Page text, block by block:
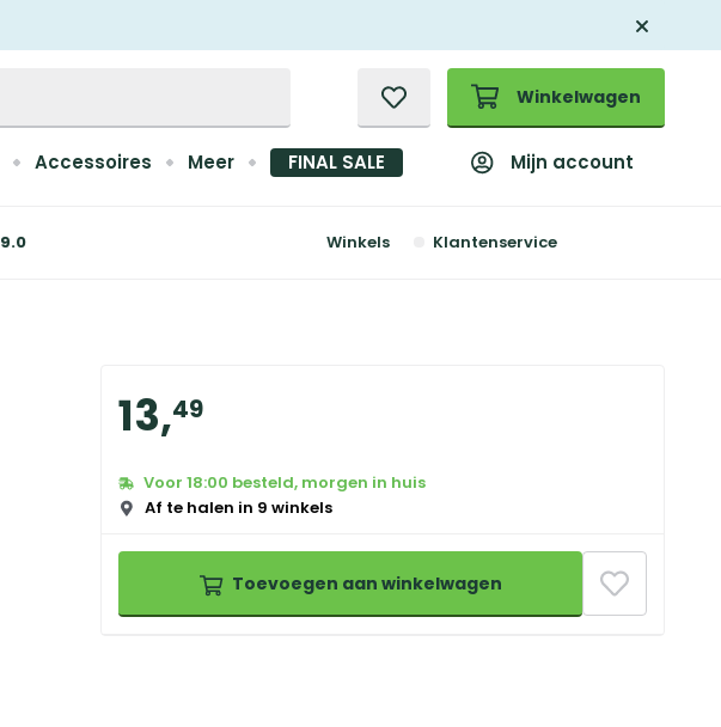
Winkelwagen
Accessoires Meer FINAL SALE Mijn account
9.0 Winkels Klantenservice
13,49
Voor 18:00 besteld, morgen in huis
Af te halen in 9 winkels
Toevoegen aan winkelwagen